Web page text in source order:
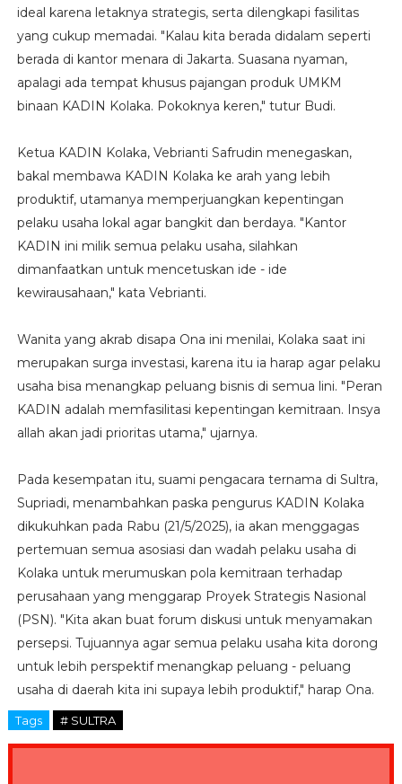
ideal karena letaknya strategis, serta dilengkapi fasilitas
yang cukup memadai. "Kalau kita berada didalam seperti
berada di kantor menara di Jakarta. Suasana nyaman,
apalagi ada tempat khusus pajangan produk UMKM
binaan KADIN Kolaka. Pokoknya keren," tutur Budi.
Ketua KADIN Kolaka, Vebrianti Safrudin menegaskan,
bakal membawa KADIN Kolaka ke arah yang lebih
produktif, utamanya memperjuangkan kepentingan
pelaku usaha lokal agar bangkit dan berdaya. "Kantor
KADIN ini milik semua pelaku usaha, silahkan
dimanfaatkan untuk mencetuskan ide - ide
kewirausahaan," kata Vebrianti.
Wanita yang akrab disapa Ona ini menilai, Kolaka saat ini
merupakan surga investasi, karena itu ia harap agar pelaku
usaha bisa menangkap peluang bisnis di semua lini. "Peran
KADIN adalah memfasilitasi kepentingan kemitraan. Insya
allah akan jadi prioritas utama," ujarnya.
Pada kesempatan itu, suami pengacara ternama di Sultra,
Supriadi, menambahkan paska pengurus KADIN Kolaka
dikukuhkan pada Rabu (21/5/2025), ia akan menggagas
pertemuan semua asosiasi dan wadah pelaku usaha di
Kolaka untuk merumuskan pola kemitraan terhadap
perusahaan yang menggarap Proyek Strategis Nasional
(PSN). "Kita akan buat forum diskusi untuk menyamakan
persepsi. Tujuannya agar semua pelaku usaha kita dorong
untuk lebih perspektif menangkap peluang - peluang
usaha di daerah kita ini supaya lebih produktif," harap Ona.
Tags # SULTRA